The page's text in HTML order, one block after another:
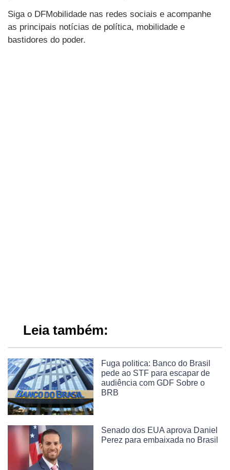
Siga o DFMobilidade nas redes sociais e acompanhe
as principais notícias de política, mobilidade e
bastidores do poder.
Leia também:
Fuga politica: Banco do Brasil
pede ao STF para escapar de
audiência com GDF Sobre o
BRB
Senado dos EUA aprova Daniel
Perez para embaixada no Brasil